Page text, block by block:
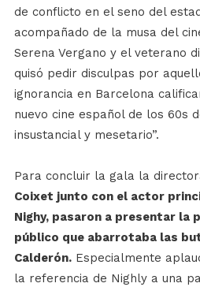
de conflicto en el seno del
acompañado de la musa del
Serena Vergano y el veterano
quisó pedir disculpas por
ignorancia en Barcelona
nuevo cine español de los 60s
insustancial y mesetario”.
Para concluir la gala la
Coixet junto con el actor
Nighy, pasaron a presentar la
público que abarrotaba las
Calderón.Especialmente
la referencia de Nighly a una